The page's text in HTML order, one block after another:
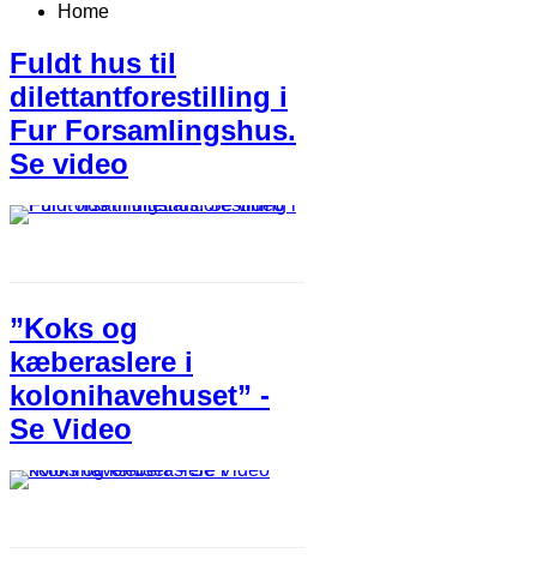
Home
Fuldt hus til
dilettantforestilling i
Fur Forsamlingshus.
Se video
”Koks og
kæberaslere i
kolonihavehuset” -
Se Video